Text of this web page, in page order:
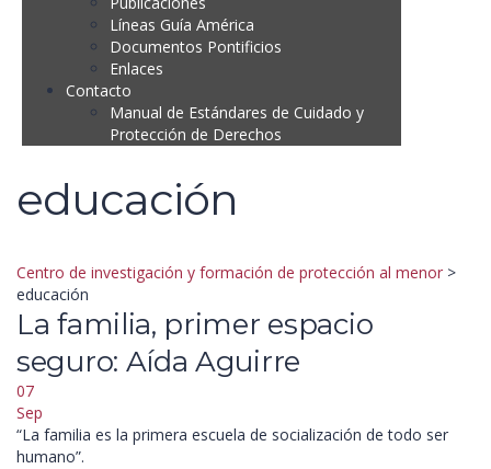
Líneas Guía América
Documentos Pontificios
Enlaces
Contacto
Manual de Estándares de Cuidado y
Protección de Derechos
educación
Centro de investigación y formación de protección al menor >
educación
La familia, primer espacio
seguro: Aída Aguirre
07
Sep
“La familia es la primera escuela de socialización de todo ser
humano”.